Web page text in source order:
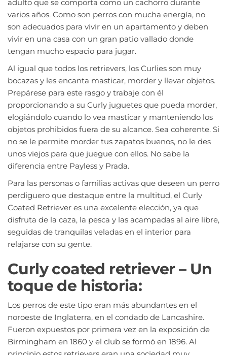
adulto que se comporta como un cachorro durante
varios años. Como son perros con mucha energía, no
son adecuados para vivir en un apartamento y deben
vivir en una casa con un gran patio vallado donde
tengan mucho espacio para jugar.
Al igual que todos los retrievers, los Curlies son muy
bocazas y les encanta masticar, morder y llevar objetos.
Prepárese para este rasgo y trabaje con él
proporcionando a su Curly juguetes que pueda morder,
elogiándolo cuando lo vea masticar y manteniendo los
objetos prohibidos fuera de su alcance. Sea coherente. Si
no se le permite morder tus zapatos buenos, no le des
unos viejos para que juegue con ellos. No sabe la
diferencia entre Payless y Prada.
Para las personas o familias activas que deseen un perro
perdiguero que destaque entre la multitud, el Curly
Coated Retriever es una excelente elección, ya que
disfruta de la caza, la pesca y las acampadas al aire libre,
seguidas de tranquilas veladas en el interior para
relajarse con su gente.
Curly coated retriever – Un
toque de historia:
Los perros de este tipo eran más abundantes en el
noroeste de Inglaterra, en el condado de Lancashire.
Fueron expuestos por primera vez en la exposición de
Birmingham en 1860 y el club se formó en 1896. Al